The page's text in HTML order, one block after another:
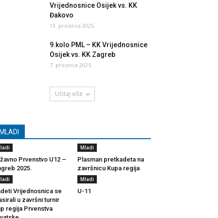
Vrijednosnice Osijek vs. KK
Đakovo
13. prosinca 2025.
9.kolo PML – KK Vrijednosnice
Osijek vs. KK Zagreb
7. prosinca 2025.
Učitaj više
MLADI
Prvenstvo U12 –
2025.
Mladi
Plasman pretkadeta na
završnicu Kupa regija
Vrijednosnica se
u završni turnir
regija Prvenstva
Mladi
U-11